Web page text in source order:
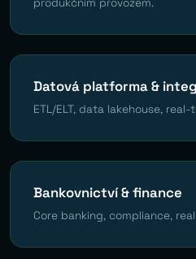
produkčním provozem.
Datová platforma &
ETL/ELT, data lakehouse,
Bankovnictví & finance
Core banking, compliance,